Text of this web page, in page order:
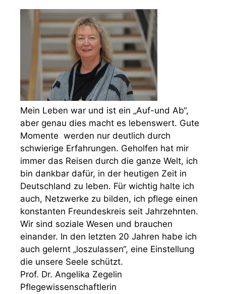
Mein Leben war und ist ein „Auf-und Ab“,
aber genau dies macht es lebenswert. Gute
Momente werden nur deutlich durch
schwierige Erfahrungen. Geholfen hat mir
immer das Reisen durch die ganze Welt, ich
bin dankbar dafür, in der heutigen Zeit in
Deutschland zu leben. Für wichtig halte ich
auch, Netzwerke zu bilden, ich pflege einen
konstanten Freundeskreis seit Jahrzehnten.
Wir sind soziale Wesen und brauchen
einander. In den letzten 20 Jahren habe ich
auch gelernt „loszulassen“, eine Einstellung
die unsere Seele schützt.
Prof. Dr. Angelika Zegelin
Pflegewissenschaftlerin